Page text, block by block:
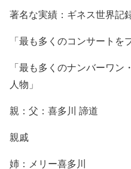
著名な実績：ギネス世界記
「最も多くのコンサートを
「最も多くのナンバーワ
人物」
親：父：喜多川 諦道
親戚
姉：メリー喜多川